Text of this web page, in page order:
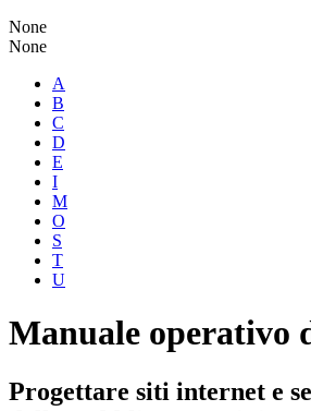
None
None
A
B
C
D
E
I
M
O
S
T
U
Manuale operativo
Progettare siti internet e